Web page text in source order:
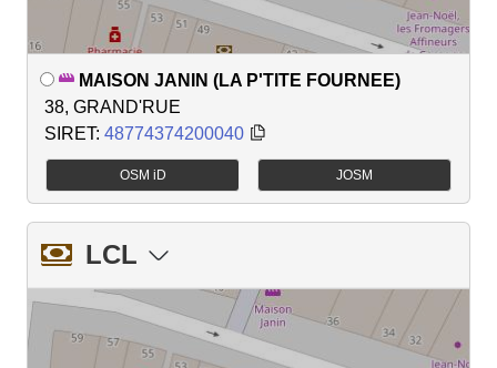
MAISON JANIN (LA P'TITE FOURNEE)
38, GRAND'RUE
SIRET: 48774374200040
OSM iD JOSM
LCL